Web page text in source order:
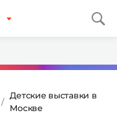
Детские выставки в
Москве